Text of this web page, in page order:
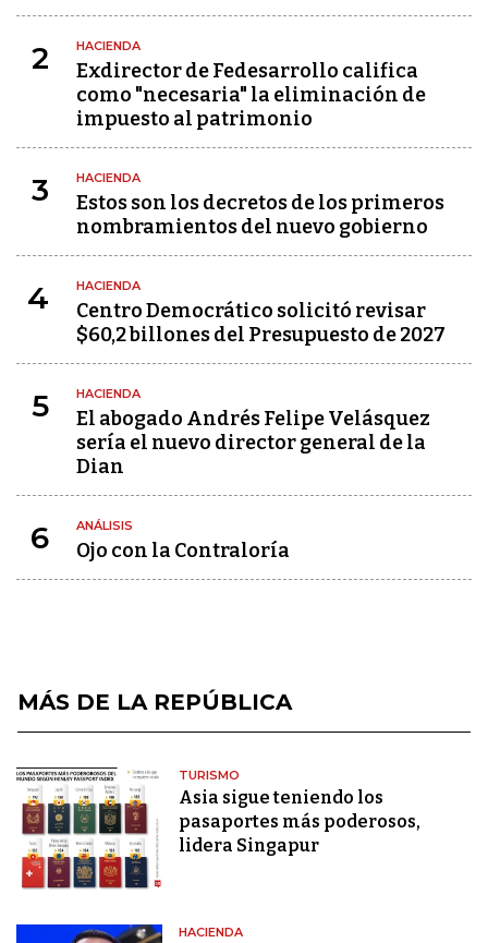
2 HACIENDA
Exdirector de Fedesarrollo califica
como "necesaria" la eliminación de
impuesto al patrimonio
3 HACIENDA
Estos son los decretos de los primeros
nombramientos del nuevo gobierno
4 HACIENDA
Centro Democrático solicitó revisar
$60,2 billones del Presupuesto de 2027
5 HACIENDA
El abogado Andrés Felipe Velásquez
sería el nuevo director general de la
Dian
6 ANÁLISIS
Ojo con la Contraloría
MÁS DE LA REPÚBLICA
TURISMO
Asia sigue teniendo los
pasaportes más poderosos,
lidera Singapur
HACIENDA